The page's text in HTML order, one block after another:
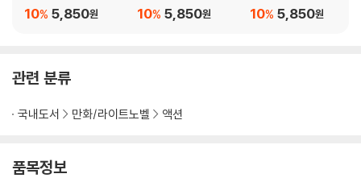
5,850원
10% 5,850원
10% 5,850원
10%
관련 분류
국내도서 만화/라이트노벨 액션
품목정보